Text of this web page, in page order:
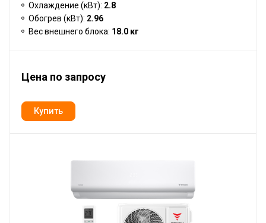
Охлаждение (кВт): 2.8
Обогрев (кВт): 2.96
Вес внешнего блока: 18.0 кг
Цена по запросу